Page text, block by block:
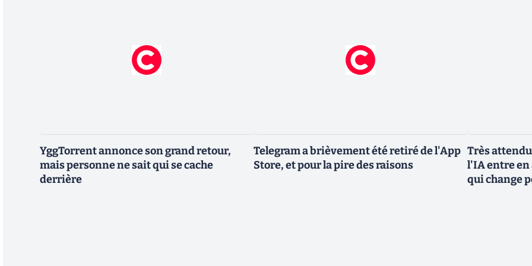
YggTorrent annonce son grand retour,
mais personne ne sait qui se cache
derrière
Telegram a brièvement été retiré de l'App
Store, et pour la pire des raisons
Très
l'IA entre en
qui change